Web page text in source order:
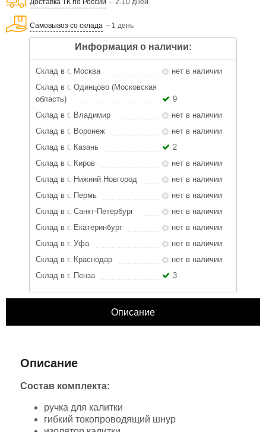
– 2-10 дней
Самовывоз со склада – 1 день
Информация о наличии:
Склад в г. Москва
нет в наличии
Склад в г. Одинцово (Московская
область)
9
Склад в г. Владимир
нет в наличии
Склад в г. Воронеж
нет в наличии
Склад в г. Казань
2
Склад в г. Киров
нет в наличии
Склад в г. Нижний Новгород
нет в наличии
Склад в г. Пермь
нет в наличии
Склад в г. Санкт-Петербург
нет в наличии
Склад в г. Екатеринбург
нет в наличии
Склад в г. Уфа
нет в наличии
Склад в г. Краснодар
нет в наличии
Склад в г. Пенза
3
Описание
Описание
Состав комплекта:
ручка для калитки
гибкий токопроводящий шнур